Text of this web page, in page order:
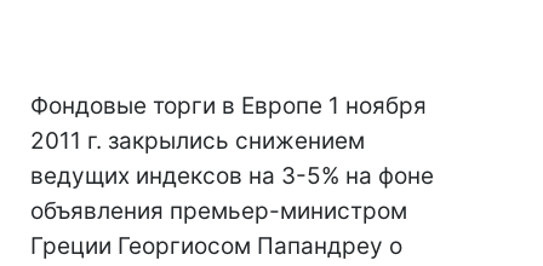
Фондовые торги в Европе 1 ноября
2011 г. закрылись снижением
ведущих индексов на 3-5% на фоне
объявления премьер-министром
Греции Георгиосом Папандреу о